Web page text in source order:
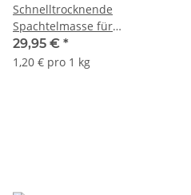
Schnelltrocknende
Spachtelmasse für
Gipskartonplatten Q1-Q3
ATLAS STR+
29,95 € *
1,20 € pro 1 kg